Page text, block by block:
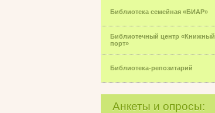
Библиотека семейная «БИАР»
Библиотечный центр «Книжный
порт»
Библиотека-репозитарий
Анкеты и опросы: